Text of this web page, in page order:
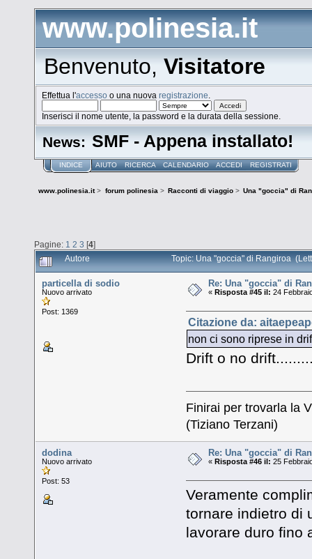
www.polinesia.it
Benvenuto,Visitatore
Effettua l'accesso o una nuovaregistrazione
Inserisci il nome utente, la password e la durata della sessione.
News: SMF - Appena installato!
INDICE AIUTO RICERCA CALENDARIO ACCEDI REGISTRATI
www.polinesia.it> forum polinesia> Racconti di viaggio> Una "goccia" di
Pagine: 1 2 3 [4]
Autore Topic: Una "goccia" di Rangiroa
particella di sodio
Nuovo arrivato
Post: 1369
Re: Una "goccia" di
« Risposta #45 il: 24
Citazione da:
non ci sono riprese in
Drift o no
Finirai per trovarla la
(Tiziano Terzani)
dodina
Nuovo arrivato
Post: 53
Re: Una "goccia" di
« Risposta #46 il: 25
Veramente
tornare indietro di
lavorare duro fino